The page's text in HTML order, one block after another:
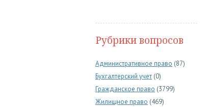
Рубрики вопросов
Административное право (87)
Бухгалтерский учет (0)
Гражданское право (3799)
Жилищное право (469)